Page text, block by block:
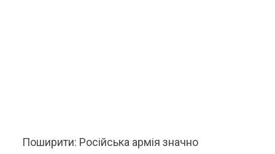
Поширити: Російська армія значно